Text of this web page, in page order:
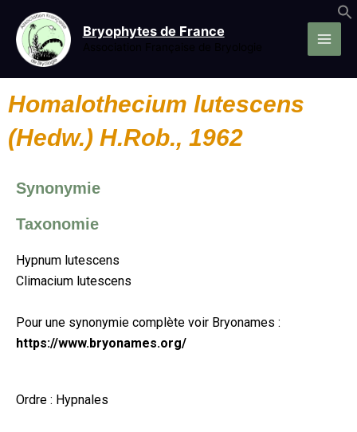
contenu
Bryophytes de France
Homalothecium lutescens
(Hedw.) H.Rob., 1962
Synonymie
Taxonomie
Hypnum lutescens
Climacium lutescens
Pour une synonymie complète voir Bryonames :
https://www.bryonames.org/
Ordre : Hypnales